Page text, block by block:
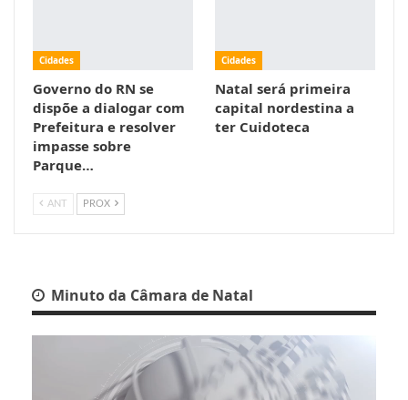
Cidades
Governo do RN se
dispõe a dialogar com
Prefeitura e resolver
impasse sobre
Parque…
Cidades
Natal será primeira
capital nordestina a
ter Cuidoteca
ANT PROX
Minuto da Câmara de Natal